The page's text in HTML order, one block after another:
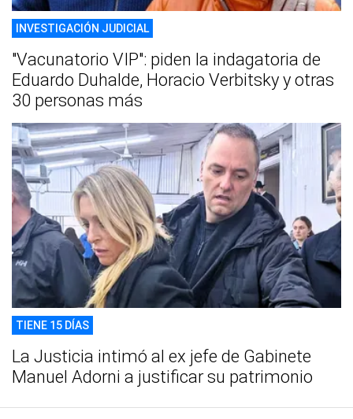
INVESTIGACIÓN JUDICIAL
"Vacunatorio VIP": piden la indagatoria de
Eduardo Duhalde, Horacio Verbitsky y otras
30 personas más
TIENE 15 DÍAS
La Justicia intimó al ex jefe de Gabinete
Manuel Adorni a justificar su patrimonio